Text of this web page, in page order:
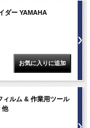
ダー YAMAHA
ィルム & 作業用ツール
他